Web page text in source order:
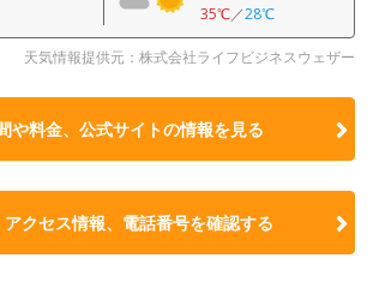
35℃／28℃
天気情報提供元：株式会社ライフビジネスウェザー
や料金、公式サイトの情報を見る
クセス情報、電話番号を確認する